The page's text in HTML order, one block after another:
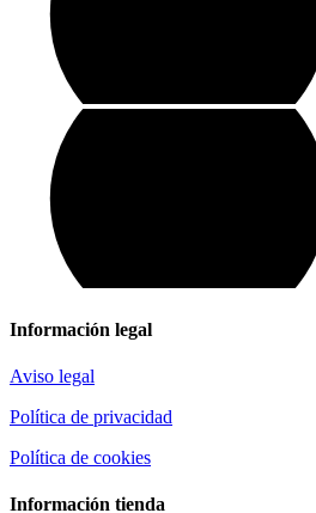
Información legal
Aviso legal
Política de privacidad
Política de cookies
Información tienda